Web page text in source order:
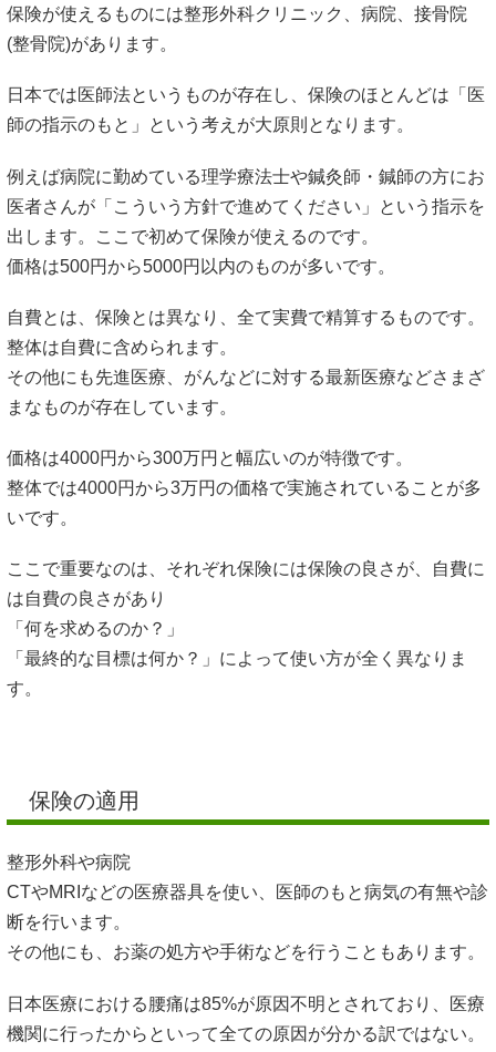
保険が使えるものには整形外科クリニック、病院、接骨院
(整骨院)があります。
日本では医師法というものが存在し、保険のほとんどは「医
師の指示のもと」という考えが大原則となります。
例えば病院に勤めている理学療法士や鍼灸師・鍼師の方にお
医者さんが「こういう方針で進めてください」という指示を
出します。ここで初めて保険が使えるのです。
価格は500円から5000円以内のものが多いです。
自費とは、保険とは異なり、全て実費で精算するものです。
整体は自費に含められます。
その他にも先進医療、がんなどに対する最新医療などさまざ
まなものが存在しています。
価格は4000円から300万円と幅広いのが特徴です。
整体では4000円から3万円の価格で実施されていることが多
いです。
ここで重要なのは、それぞれ保険には保険の良さが、自費に
は自費の良さがあり
「何を求めるのか？」
「最終的な目標は何か？」によって使い方が全く異なりま
す。
保険の適用
整形外科や病院
CTやMRIなどの医療器具を使い、医師のもと病気の有無や診
断を行います。
その他にも、お薬の処方や手術などを行うこともあります。
日本医療における腰痛は85%が原因不明とされており、医療
機関に行ったからといって全ての原因が分かる訳ではない。